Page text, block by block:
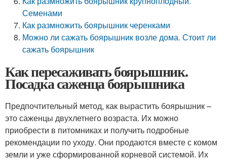
Семенами
Как размножить боярышник черенками
Можно ли сажать боярышник возле дома. Стоит ли
сажать боярышник
Как пересаживать боярышник.
Посадка саженца боярышника
Предпочтительный метод, как вырастить боярышник –
это саженцы двухлетнего возраста. Их можно
приобрести в питомниках и получить подробные
рекомендации по уходу. Они продаются вместе с комом
земли и уже сформированной корневой системой. Их